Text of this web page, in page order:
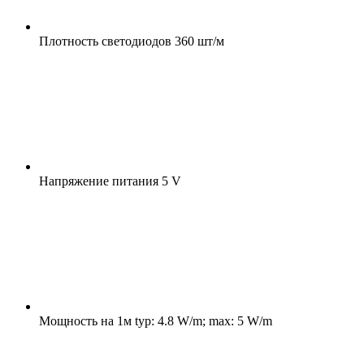
Плотность светодиодов 360 шт/м
Напряжение питания 5 V
Мощность на 1м typ: 4.8 W/m; max: 5 W/m